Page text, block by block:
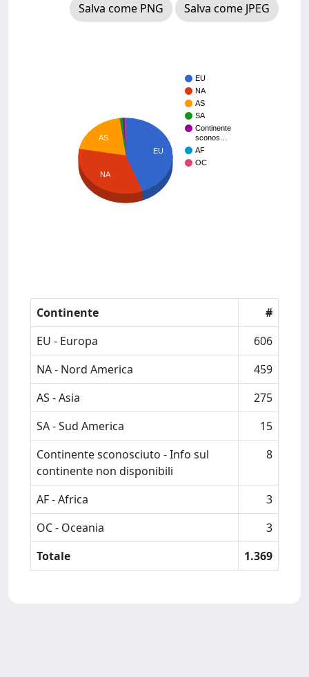
Salva come PNG
Salva come JPEG
EU
NA
AS
SA
Continente
sconos…
AF
OC
EU
AS
NA
Continente
#
EU - Europa
606
NA - Nord America
459
AS - Asia
275
SA - Sud America
15
Continente sconosciuto - Info sul
continente non disponibili
8
AF - Africa
3
OC - Oceania
3
Totale
1.369